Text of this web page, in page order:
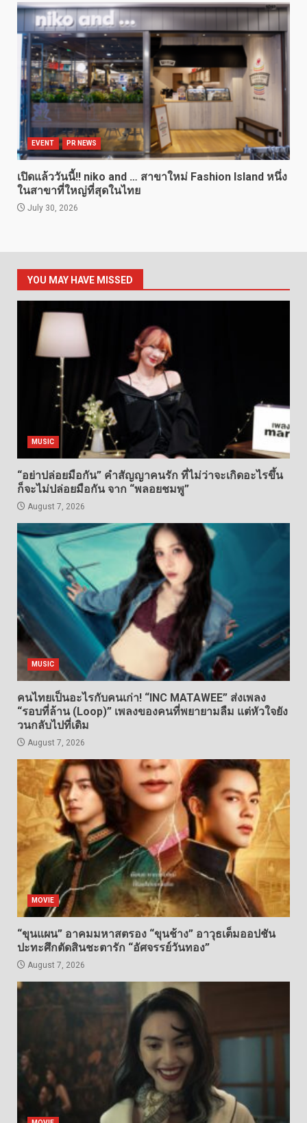
EVENT PR NEWS
เปิดแล้ววันนี้!! niko and … สาขาใหม่ Fashion Island หนึ่ง
ในสาขาที่ใหญ่ที่สุดในไทย
July 30, 2026
YOU MAY HAVE MISSED
MUSIC
“อย่าปล่อยมือกัน” คำสัญญาคนรัก ที่ไม่ว่าจะเกิดอะไรขึ้น
ก็จะไม่ปล่อยมือกัน จาก “พลอยชมพู”
August 7, 2026
MUSIC
คนไทยเป็นอะไรกับคนเก่า! “INC MATAWEE” ส่งเพลง
“รอบที่ล้าน (Loop)” เพลงของคนที่พยายามลืม แต่หัวใจยัง
วนกลับไปที่เดิม
August 7, 2026
MOVIE
“ขุนแผน” อาคมมหาสตรอง “ขุนช้าง” อาวุธเต็มออปชัน
ปะทะศึกตัดสินชะตารัก “อัศจรรย์วันทอง”
August 7, 2026